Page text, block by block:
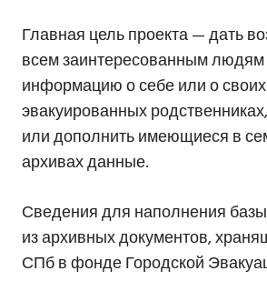
Главная цель проекта — дать
всем заинтересованным людям
информацию о себе или о своих
эвакуированных
или дополнить имеющиеся в
архивах данные.
Сведения для наполнения
из архивных документов,
СПб в фонде Городской